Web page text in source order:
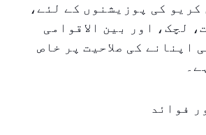
کی پوزیشنوں کے لئے،
لچک، اور بین الاقوامی
اپنانے کی صلاحیت پر خاص
فوائد